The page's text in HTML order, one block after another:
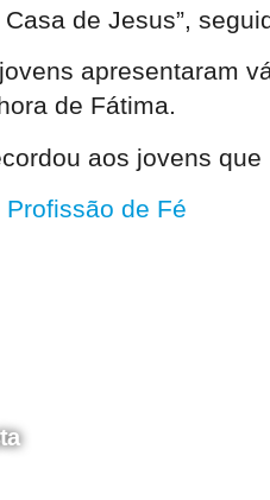
de Jesus”,
apresentaram
de Fátima.
aos jovens
Profissão de Fé